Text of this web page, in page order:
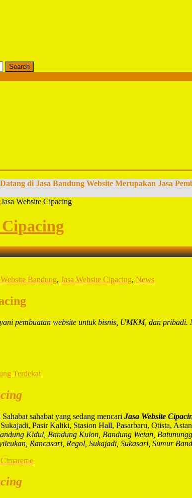
Search
di Jasa Bandung Website Merupakan Jasa
Jasa Website Cipacing
Cipacing
Website Bandung, Jasa Website Cipacing, News
pembuatan website untuk bisnis, UMKM, dan
Terdekat
sahabat yang sedang mencari Jasa Website
Pasir Kaliki, Stasion Hall, Pasarbaru, Otista,
Kidul, Bandung Kulon, Bandung Wetan,
Rancasari, Regol, Sukajadi, Sukasari, Sumur